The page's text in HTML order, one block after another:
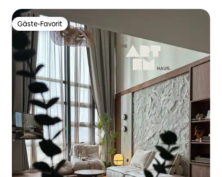
Gäste-Favorit
Gäste-Favorit